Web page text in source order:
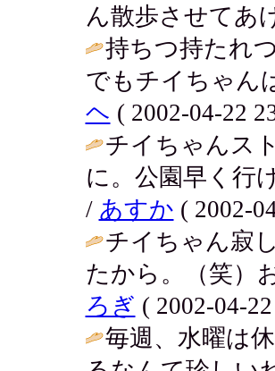
ん散歩させてあ
持ちつ持たれ
でもチイちゃん
ヘ ( 2002-04-22
チイちゃんス
に。公園早く行
/ あすか ( 2002-
チイちゃん寂
たから。（笑）
ろぎ ( 2002-04-
毎週、水曜は